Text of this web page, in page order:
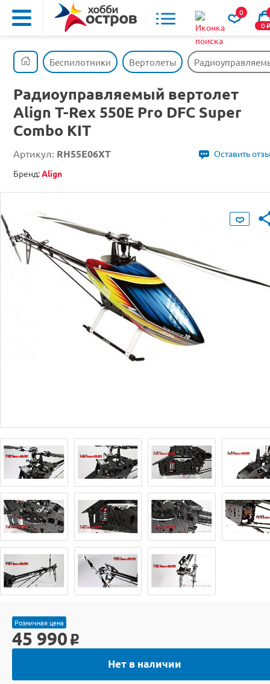
0
0o
Беспилотники Вертолеты
Радиоуправляемый вертолет
Align T-Rex 550E Pro DFC Super
Combo KIT
Артикул: RH55E06XT
Оставить
Бренд:Align
Розничная цена
45 990 o
Нет в наличии